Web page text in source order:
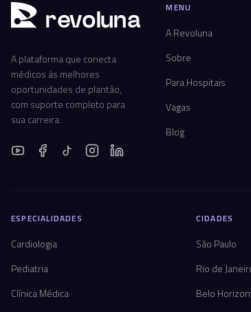
revoluna
A plataforma que conecta
médicos às melhores
oportunidades de plantão,
com suporte completo para
sua carreira.
MENU
A Revoluna
Sobre
Para Hospitais
Vagas
Blog
ESPECIALIDADES
Cardiologia
Pediatria
Clínica Médica
CIDADES
São Paulo
Rio de
Belo